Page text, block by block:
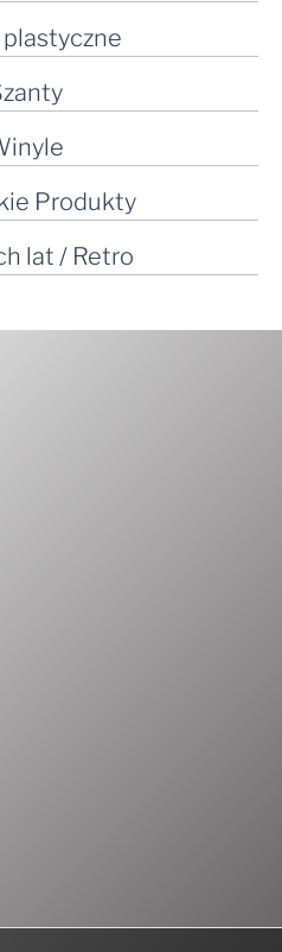
Produkty
lat / Retro